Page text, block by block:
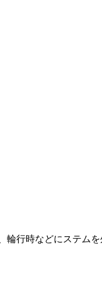
行時などにステム